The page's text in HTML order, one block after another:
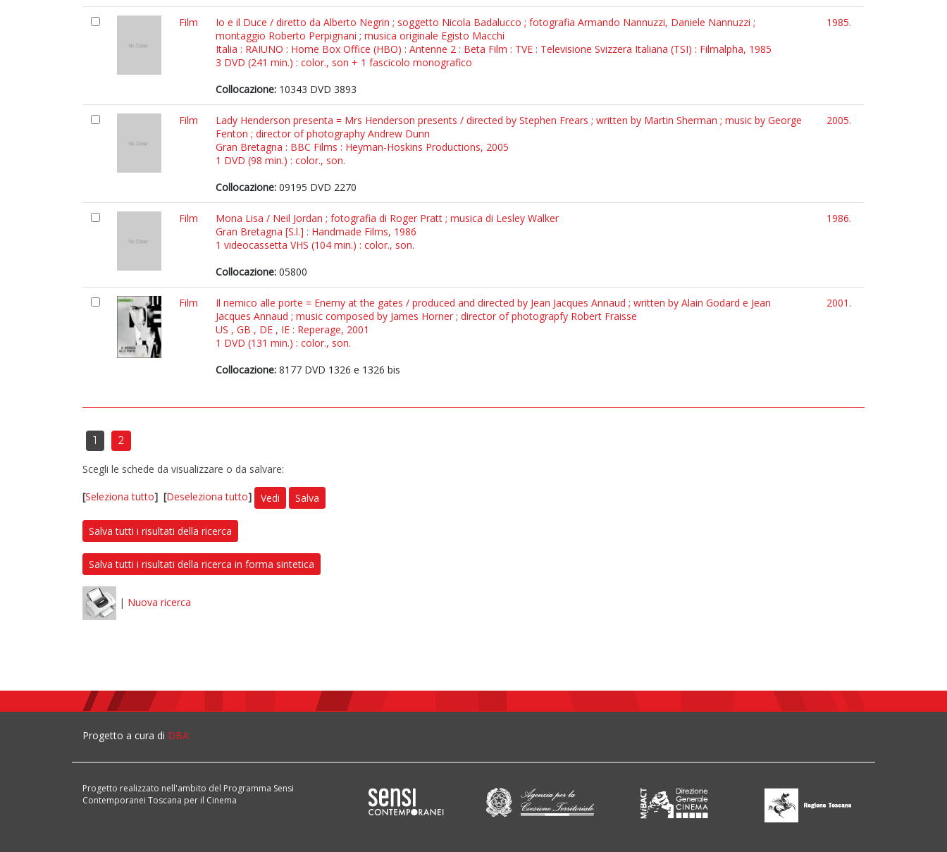
Film
Io e il Duce / diretto da Alberto Negrin ; soggetto Nicola Badalucco ; fotografia Armando Nannuzzi, Daniele Nannuzzi ;
montaggio Roberto Perpignani ; musica originale Egisto Macchi
Italia : RAIUNO : Home Box Office (HBO) : Antenne 2 : Beta Film : TVE : Televisione Svizzera Italiana (TSI) : Filmalpha, 1985
3 DVD (241 min.) : color., son + 1 fascicolo monografico
Collocazione: 10343 DVD 3893
1985.
Film
Lady Henderson presenta = Mrs Henderson presents / directed by Stephen Frears ; written by Martin Sherman ; music by George
Fenton ; director of photography Andrew Dunn
Gran Bretagna : BBC Films : Heyman-Hoskins Productions, 2005
1 DVD (98 min.) : color., son.
Collocazione: 09195 DVD 2270
2005.
Film
Mona Lisa / Neil Jordan ; fotografia di Roger Pratt ; musica di Lesley Walker
Gran Bretagna [S.l.] : Handmade Films, 1986
1 videocassetta VHS (104 min.) : color., son.
Collocazione: 05800
1986.
Film
Il nemico alle porte = Enemy at the gates / produced and directed by Jean Jacques Annaud ; written by Alain Godard e Jean
Jacques Annaud ; music composed by James Horner ; director of photograpfy Robert Fraisse
US , GB , DE , IE : Reperage, 2001
1 DVD (131 min.) : color., son.
Collocazione: 8177 DVD 1326 e 1326 bis
2001.
1 2
Scegli le schede da visualizzare o da salvare:
[Seleziona tutto] [Deseleziona tutto] Vedi Salva
Salva tutti i risultati della ricerca
Salva tutti i risultati della ricerca in forma sintetica
| Nuova ricerca
Progetto a cura di DBA
Progetto realizzato nell'ambito del Programma Sensi
Contemporanei Toscana per il Cinema